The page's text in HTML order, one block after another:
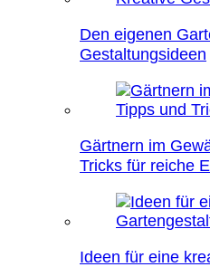
Den eigenen
Gestaltungsideen
Gärtnern im
Tricks für reiche
Ideen für eine